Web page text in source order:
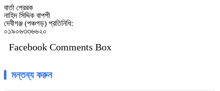
বার্তা প্রেরক
নাহিদ সিদ্দিক বাপপী
দেবীগঞ্জ (পঞ্চগড়) প্রতিনিধি:
০১৯০৬৩৩৬৬২০
Facebook Comments Box
মন্তব্য করুন